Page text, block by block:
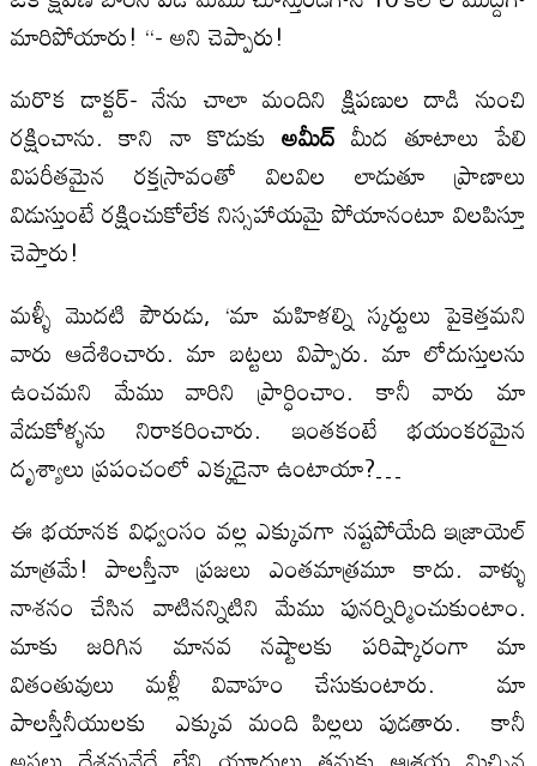
మారిపోయారు! “- అని చెప్పారు!
మరొక డాక్టర్- నేను చాలా మందిని క్షిపణుల దాడి నుంచి
రక్షించాను. కాని నా కొడుకుఅమీద్ మీద తూటాలు పేలి
విపరీతమైన రక్తస్రావంతో విలవిల లాడుతూ ప్రాణాలు
విడుస్తుంటే రక్షించుకోలేక నిస్సహాయమై పోయానంటూ విలపిస్తూ
చెప్తారు!
మళ్ళీ మొదటి పౌరుడు, ‘మా మహిళల్ని స్కర్టులు పైకెత్తమని
వారు ఆదేశించారు. మా బట్టలు విప్పారు. మా లోదుస్తులను
ఉంచమని మేము వారిని ప్రార్ధించాం. కానీ వారు మా
వేడుకోళ్ళను నిరాకరించారు. ఇంతకంటే భయంకరమైన
దృశ్యాలు ప్రపంచంలో ఎక్కడైనా ఉంటాయా?…
ఈ భయానక విధ్వంసం వల్ల ఎక్కువగా నష్టపోయేది ఇజ్రాయెల్
మాత్రమే! పాలస్తీనా ప్రజలు ఎంతమాత్రమూ కాదు. వాళ్ళు
నాశనం చేసిన వాటినన్నిటిని మేము పునర్నిర్మించుకుంటాం.
మాకు జరిగిన మానవ నష్టాలకు పరిష్కారంగా మా
వితంతువులు మళ్లీ వివాహం చేసుకుంటారు. మా
పాలస్తీనీయులకు ఎక్కువ మంది పిల్లలు పుడతారు. కానీ